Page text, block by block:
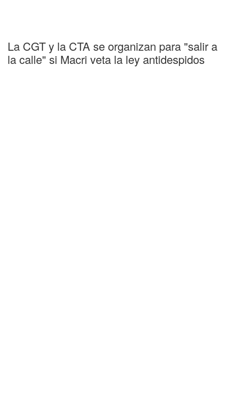
La CGT y la CTA se organizan para "salir a
la calle" si Macri veta la ley antidespidos